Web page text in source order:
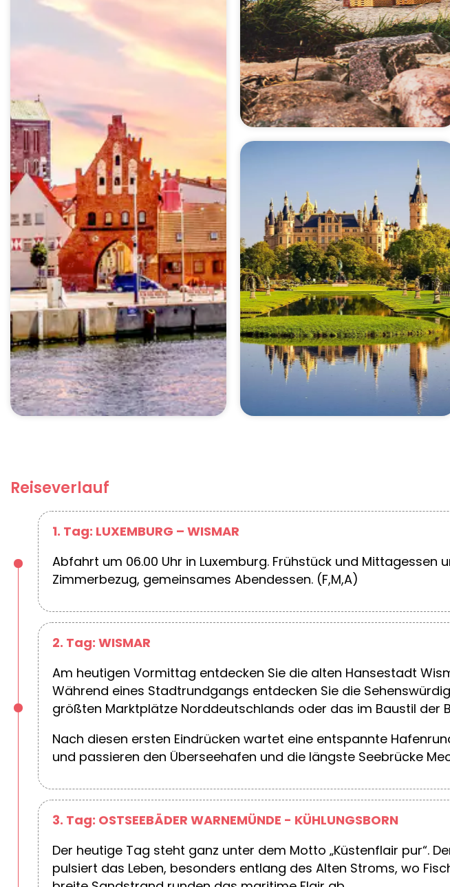
Reiseverlauf
1. Tag: LUXEMBURG – WISMAR
Abfahrt um 06.00 Uhr in Luxemburg. Frühstück und
Zimmerbezug, gemeinsames Abendessen. (F,M,A)
2. Tag: WISMAR
Am heutigen Vormittag entdecken Sie die alten Hansestadt
Während eines Stadtrundgangs entdecken Sie die
größten Marktplätze Norddeutschlands oder das im Baustil der
Nach diesen ersten Eindrücken wartet eine entspannte
und passieren den Überseehafen und die längste Seebrücke
3. Tag: OSTSEEBÄDER WARNEMÜNDE - KÜHLUNGSBORN
Der heutige Tag steht ganz unter dem Motto „Küstenflair pur“.
pulsiert das Leben, besonders entlang des Alten Stroms, wo